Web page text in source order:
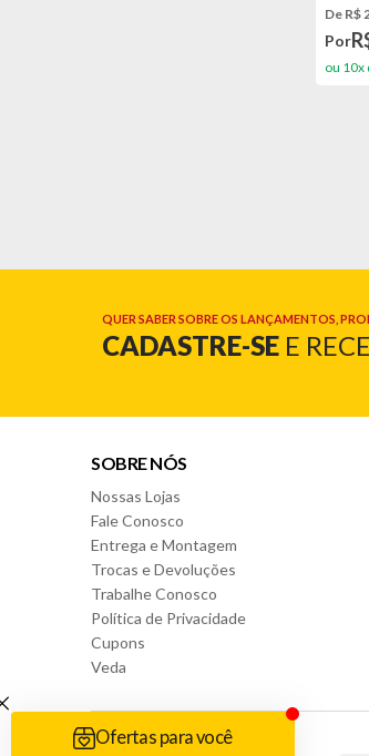
De R$
Por
ou 10x
QUER SABER SOBRE OS LANÇAMENTOS,
CADASTRE-SE E
SOBRE NÓS
Nossas Lojas
Fale Conosco
Entrega e Montagem
Trocas e Devoluções
Trabalhe Conosco
Política de Privacidade
Cupons
Veda